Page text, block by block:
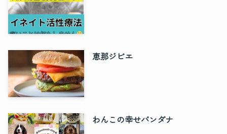
恵那ジビエ
わんこの幸せバンダナ